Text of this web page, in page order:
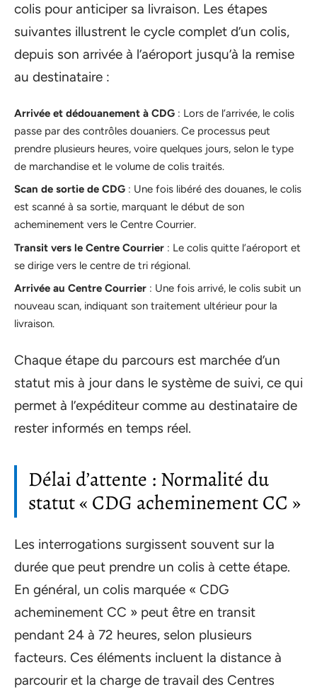
colis pour anticiper sa livraison. Les étapes
suivantes illustrent le cycle complet d’un colis,
depuis son arrivée à l’aéroport jusqu’à la remise
au destinataire :
Arrivée et dédouanement à CDG : Lors de l’arrivée, le colis
passe par des contrôles douaniers. Ce processus peut
prendre plusieurs heures, voire quelques jours, selon le type
de marchandise et le volume de colis traités.
Scan de sortie de CDG : Une fois libéré des douanes, le colis
est scanné à sa sortie, marquant le début de son
acheminement vers le Centre Courrier.
Transit vers le Centre Courrier : Le colis quitte l’aéroport et
se dirige vers le centre de tri régional.
Arrivée au Centre Courrier : Une fois arrivé, le colis subit un
nouveau scan, indiquant son traitement ultérieur pour la
livraison.
Chaque étape du parcours est marchée d’un
statut mis à jour dans le système de suivi, ce qui
permet à l’expéditeur comme au destinataire de
rester informés en temps réel.
Délai d’attente : Normalité du
statut « CDG acheminement CC »
Les interrogations surgissent souvent sur la
durée que peut prendre un colis à cette étape.
En général, un colis marquée « CDG
acheminement CC » peut être en transit
pendant 24 à 72 heures, selon plusieurs
facteurs. Ces éléments incluent la distance à
parcourir et la charge de travail des Centres